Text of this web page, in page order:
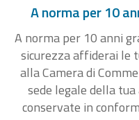
A norma per 10
A norma per 10 anni
sicurezza affiderai le
alla Camera di
sede legale della
conservate in